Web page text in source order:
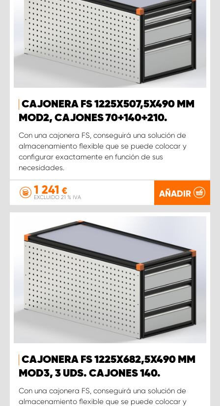
CAJONERA FS 1225X507,5X490 MM
MOD2, CAJONES 70+140+210.
Con una cajonera FS, conseguirá una solución de
almacenamiento flexible que se puede colocar y
configurar exactamente en función de sus
necesidades.
1 241 €
EXCLUIDO 21 % IVA AÑADIR
CAJONERA FS 1225X682,5X490 MM
MOD3, 3 UDS. CAJONES 140.
Con una cajonera FS, conseguirá una solución de
almacenamiento flexible que se puede colocar y